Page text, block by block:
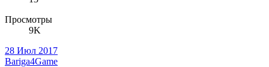
Просмотры
9K
28 Июл 2017
Bariga4Game